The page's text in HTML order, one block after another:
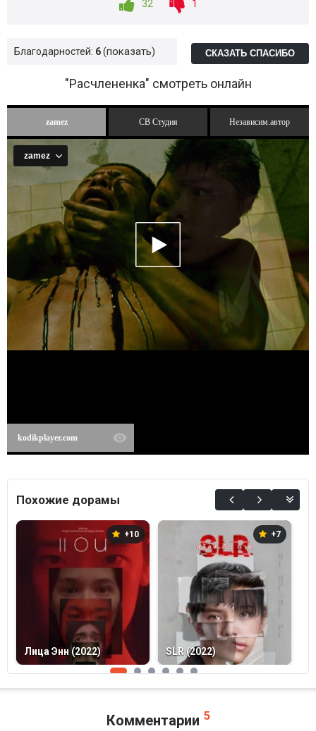
32 1
Благодарностей: 6 показать СКАЗАТЬ СПАСИБО
"Расчлененка" смотреть онлайн
zamez СВ Студия Независим.автор
kodikplayer.com
Похожие дорамы
+10
Лица Энн (2022)
+7
SLR (2022)
Комментарии 5